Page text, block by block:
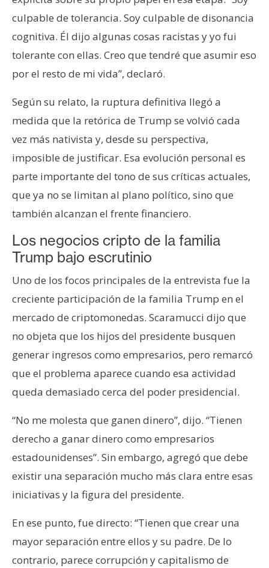
culpable de tolerancia. Soy culpable de disonancia
cognitiva. Él dijo algunas cosas racistas y yo fui
tolerante con ellas. Creo que tendré que asumir eso
por el resto de mi vida”, declaró.
Según su relato, la ruptura definitiva llegó a
medida que la retórica de Trump se volvió cada
vez más nativista y, desde su perspectiva,
imposible de justificar. Esa evolución personal es
parte importante del tono de sus críticas actuales,
que ya no se limitan al plano político, sino que
también alcanzan el frente financiero.
Los negocios cripto de la familia
Trump bajo escrutinio
Uno de los focos principales de la entrevista fue la
creciente participación de la familia Trump en el
mercado de criptomonedas. Scaramucci dijo que
no objeta que los hijos del presidente busquen
generar ingresos como empresarios, pero remarcó
que el problema aparece cuando esa actividad
queda demasiado cerca del poder presidencial.
“No me molesta que ganen dinero”, dijo. “Tienen
derecho a ganar dinero como empresarios
estadounidenses”. Sin embargo, agregó que debe
existir una separación mucho más clara entre esas
iniciativas y la figura del presidente.
En ese punto, fue directo: “Tienen que crear una
mayor separación entre ellos y su padre. De lo
contrario, parece corrupción y capitalismo de